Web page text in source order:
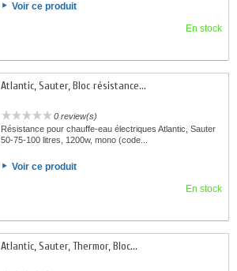
Voir ce produit
En stock
Atlantic, Sauter, Bloc résistance...
0 review(s)
Résistance pour chauffe-eau électriques Atlantic, Sauter
50-75-100 litres, 1200w, mono (code...
Voir ce produit
En stock
Atlantic, Sauter, Thermor, Bloc...